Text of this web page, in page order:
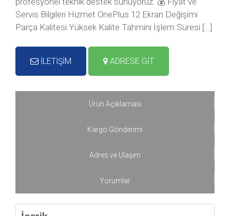
Servis Bilgileri Hizmet OnePlus 12 Ekran Değişimi
Parça Kalitesi Yüksek Kalite Tahmini İşlem Süresi […]
İLETİŞİM ADRESE GİT
Ürün Açıklaması
Kargo Gönderimi
Adres ve Ulaşım
Yorumlar